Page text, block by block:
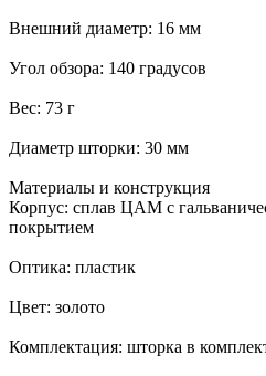
Внешний диаметр: 16 мм
Угол обзора: 140 градусов
Вес: 73 г
Диаметр шторки: 30 мм
Материалы и конструкция
Корпус: сплав ЦАМ с
покрытием
Оптика: пластик
Цвет: золото
Комплектация: шторка в